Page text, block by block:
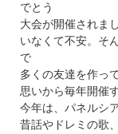
でとう
大会が開催されま
いなくて不安。そ
で
多くの友達を作っ
思いから毎年開催
今年は、パネルシ
昔話やドレミの歌